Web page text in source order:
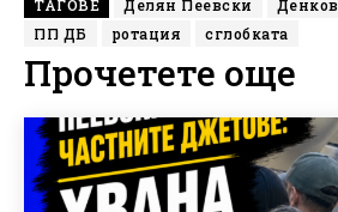
ТАГОВЕ Делян Пеевски Денков
ПП ДБ
ротация сглобката
Прочетете още